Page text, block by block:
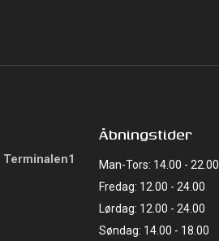
Terminalen1
Åbningstider
Man-Tors: 14.00 - 22.00
Fredag: 12.00 - 24.00
Lørdag: 12.00 - 24.00
Søndag: 14.00 - 18.00